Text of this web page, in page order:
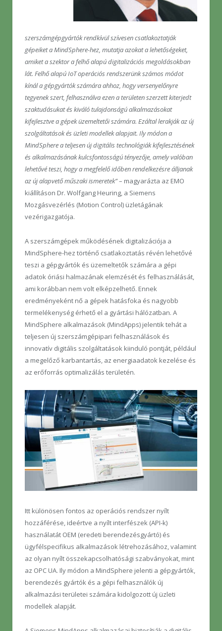
szerszámgépgyártók rendkívül szívesen csatlakoztatják
gépeiket a MindSphere-hez, mutatja azokat a lehetőségeket,
amiket a szektor a felhő alapú digitalizációs megoldásokban
lát. Felhő alapú IoT operációs rendszerünk számos módot
kínál a gépgyártók számára ahhoz, hogy versenyelőnyre
tegyenek szert, felhasználva ezen a területen szerzett kiterjedt
szaktudásukat és kiváló tulajdonságú alkalmazásokat
kifejlesztve a gépek üzemeltetői számára. Ezáltal lerakják az új
szolgáltatások és üzleti modellek alapjait. Ily módon a
MindSphere a teljesen új digitális technológiák kifejlesztésének
és alkalmazásának kulcsfontosságú tényezője, amely valóban
lehetővé teszi, hogy a megfelelő időben rendelkezésre álljanak
az új alapvető műszaki ismeretek”– magyarázta az EMO
kiállításon Dr. Wolfgang Heuring, a Siemens
Mozgásvezérlés (Motion Control) üzletágának
vezérigazgatója.
A szerszámgépek működésének digitalizációja a
MindSphere-hez történő csatlakoztatás révén lehetővé
teszi a gépgyártók és üzemeltetők számára a gépi
adatok óriási halmazának elemzését és felhasználását,
ami korábban nem volt elképzelhető. Ennek
eredményeként nő a gépek hatásfoka és nagyobb
termelékenység érhető el a gyártási hálózatban. A
MindSphere alkalmazások (MindApps) jelentik tehát a
teljesen új szerszámgépipari felhasználások és
innovatív digitális szolgáltatások kiinduló pontját, például
a megelőző karbantartás, az energiaadatok kezelése és
az erőforrás optimalizálás területén.
Itt különösen fontos az operációs rendszer nyílt
hozzáférése, ideértve a nyílt interfészek (API-k)
használatát OEM (eredeti berendezésgyártó) és
ügyfélspecifikus alkalmazások létrehozásához, valamint
az olyan nyílt összekapcsolhatósági szabványokat, mint
az OPC UA. Ily módon a MindSphere jelenti a gépgyártók,
berendezés gyártók és a gépi felhasználók új
alkalmazási területei számára kidolgozott új üzleti
modellek alapját.